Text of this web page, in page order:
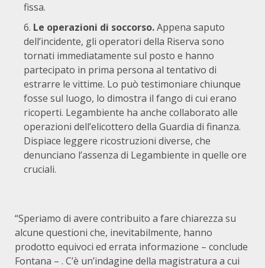
fissa.
Le operazioni di soccorso.Appena saputo
dell’incidente, gli operatori della Riserva sono
tornati immediatamente sul posto e hanno
partecipato in prima persona al tentativo di
estrarre le vittime. Lo può testimoniare chiunque
fosse sul luogo, lo dimostra il fango di cui erano
ricoperti. Legambiente ha anche collaborato alle
operazioni dell’elicottero della Guardia di finanza.
Dispiace leggere ricostruzioni diverse, che
denunciano l’assenza di Legambiente in quelle ore
cruciali.
“Speriamo di avere contribuito a fare chiarezza su
alcune questioni che, inevitabilmente, hanno
prodotto equivoci ed errata informazione – conclude
Fontana – . C’è un’indagine della magistratura a cui